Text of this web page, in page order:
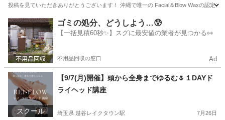
投稿を見ていただきありがとうございます！ 沖縄で唯一の Facial＆Blow Waxの認定
沖縄 宮古郡 赤嶺駅 美容健康 フェイシャル
ゴミの処分、どうしよう…😰
【一括見積60秒✨】スグに最安値の業者が見つかる👀
不用品回収の窓口 Ad
スクール
【9/7(月)開催】頭から全身までゆるむ🌷１DAYド
ライヘッド講座
埼玉県 越谷レイクタウン駅 7月26日